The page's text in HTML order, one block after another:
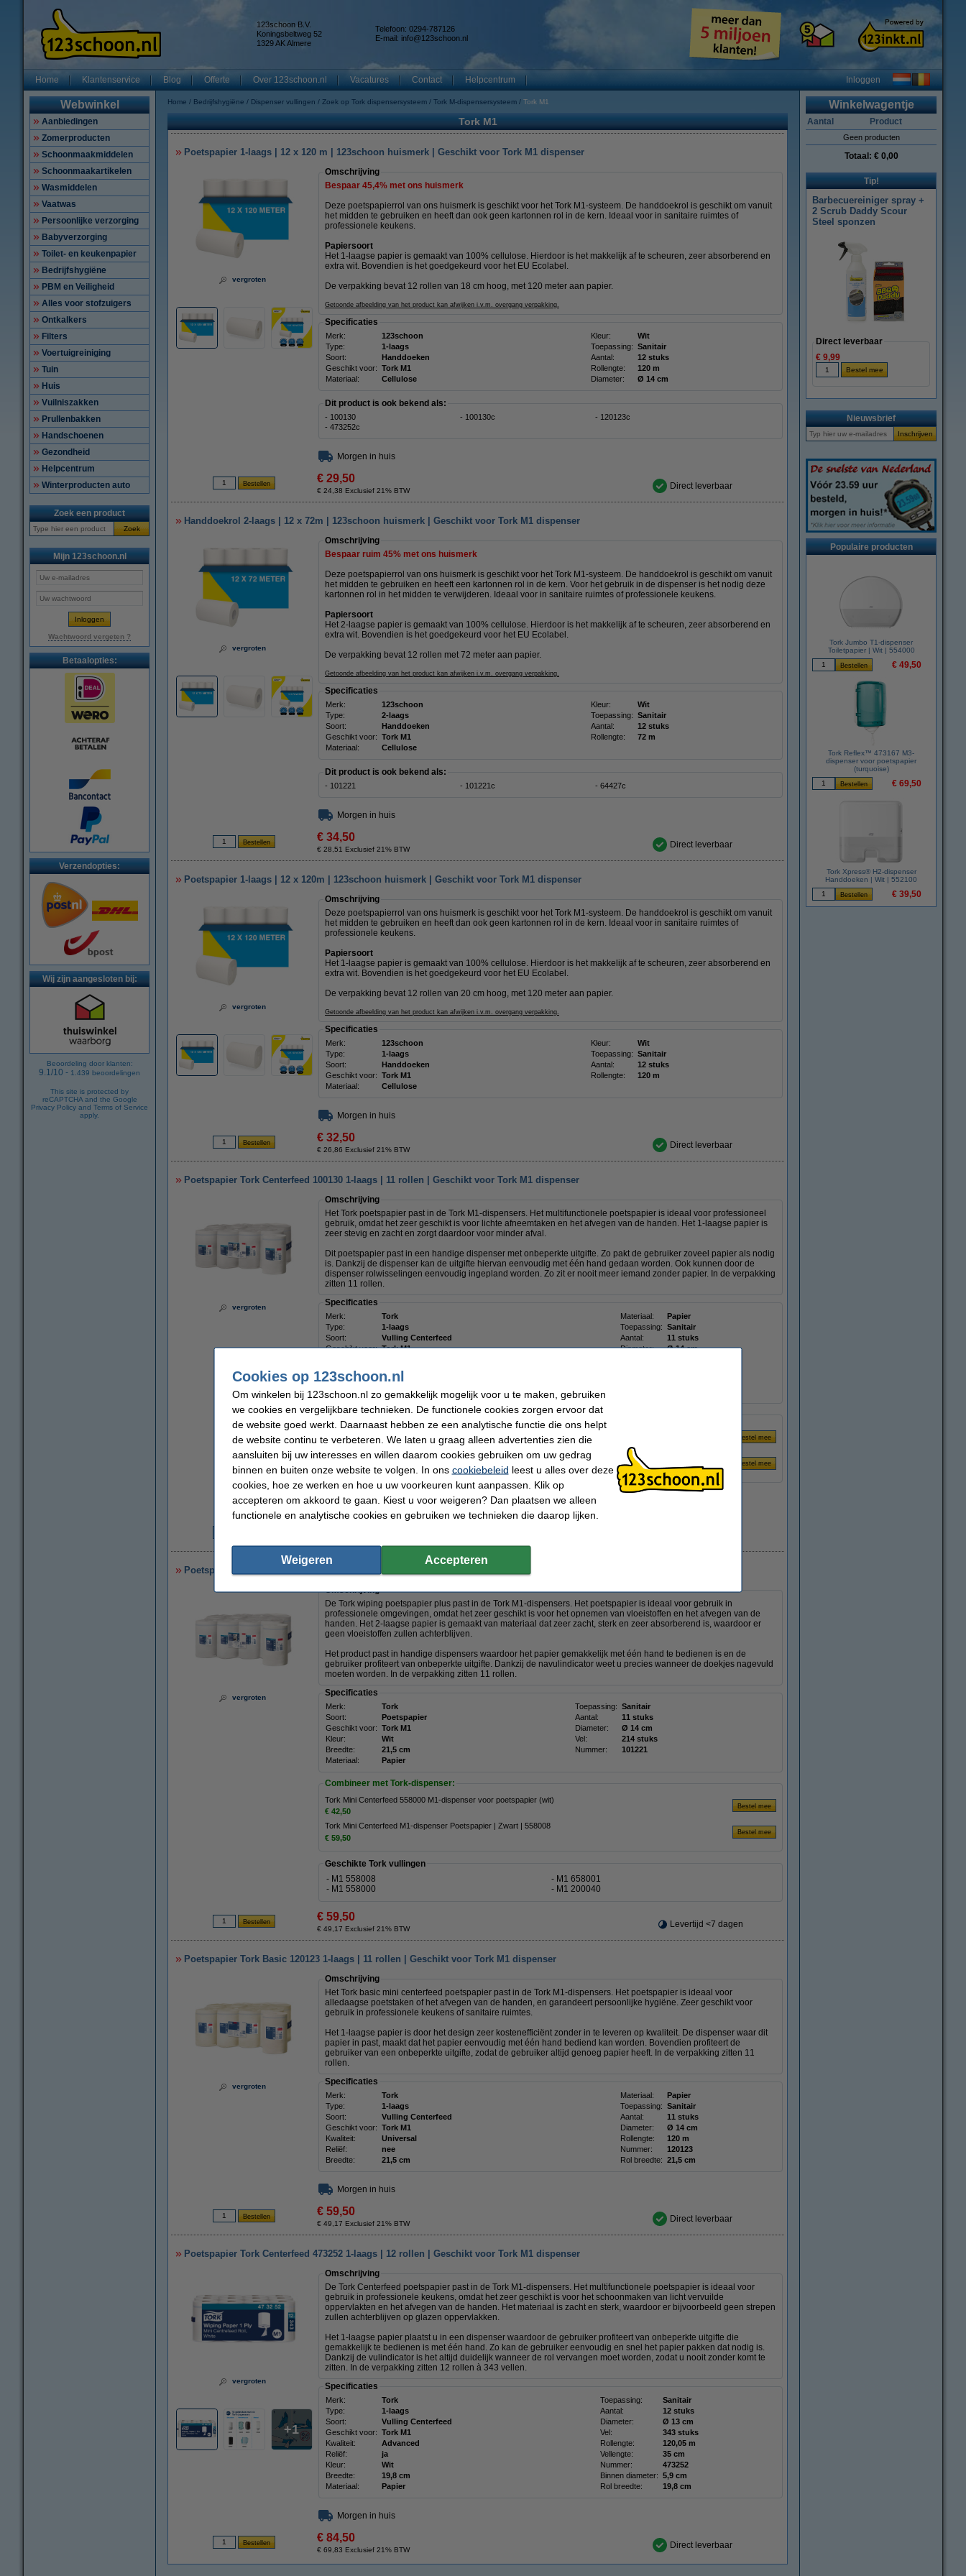
123schoon B.V.
Koningsbeltweg 52
1329 AK Almere
Telefoon: 0294-787126
E-mail: info@123schoon.nl
Home Klantenservice Blog Offerte Over 123schoon.nl Vacatures Contact Helpcentrum Inloggen
Webwinkel
Aanbiedingen
Zomerproducten
Schoonmaakmiddelen
Schoonmaakartikelen
Wasmiddelen
Vaatwas
Persoonlijke verzorging
Babyverzorging
Toilet- en keukenpapier
Bedrijfshygiëne
PBM en Veiligheid
Alles voor stofzuigers
Ontkalkers
Filters
Voertuigreiniging
Tuin
Huis
Vuilniszakken
Prullenbakken
Handschoenen
Gezondheid
Helpcentrum
Winterproducten auto
Zoek een product
Zoek
Mijn 123schoon.nl
Wachtwoord vergeten ?
Betaalopties:
Verzendopties:
Wij zijn aangesloten bij:
Beoordeling door klanten:
9.1/10 - 1.439 beoordelingen
This site is protected by
reCAPTCHA and the Google
Privacy Policy and Terms of Service
apply.
Home Bedrijfshygiëne Dispenser vullingen Zoek op Tork dispensersysteem Tork M-dispensersysteem Tork M1
Tork M1
Poetspapier 1-laags | 12 x 120 m | 123schoon huismerk | Geschikt voor Tork M1 dispenser
vergroten
Omschrijving
Bespaar 45,4% met ons huismerk
Deze poetspapierrol van ons huismerk is geschikt voor het Tork M1-systeem. De handdoekrol is geschikt om vanuit
het midden te gebruiken en heeft dan ook geen kartonnen rol in de kern. Ideaal voor in sanitaire ruimtes of
professionele keukens.
Papiersoort
Het 1-laagse papier is gemaakt van 100% cellulose. Hierdoor is het makkelijk af te scheuren, zeer absorberend en
extra wit. Bovendien is het goedgekeurd voor het EU Ecolabel.
De verpakking bevat 12 rollen van 18 cm hoog, met 120 meter aan papier.
Getoonde afbeelding van het product kan afwijken i.v.m. overgang verpakking.
Specificaties
Merk: 123schoon Kleur:
Wit
Type:
1-laags Toepassing: Sanitair
Soort:
Handdoeken Aantal:
12 stuks
Geschikt voor: Tork M1 Rollengte:
120 m
Materiaal:
Cellulose Diameter: Ø 14 cm
Dit product is ook bekend als:
- 100130 - 100130c
- 120123c
- 473252c
Morgen in huis
€ 29,50
€ 24,38 Exclusief 21% BTW Direct leverbaar
Handdoekrol 2-laags | 12 x 72m | 123schoon huismerk | Geschikt voor Tork M1 dispenser
vergroten
Omschrijving
Bespaar ruim 45% met ons huismerk
Deze poetspapierrol van ons huismerk is geschikt voor het Tork M1-systeem. De handdoekrol is geschikt om vanuit
het midden te gebruiken en heeft een kartonnen rol in de kern. Voor het gebruik in de dispenser is het nodig deze
kartonnen rol in het midden te verwijderen. Ideaal voor in sanitaire ruimtes of professionele keukens.
Papiersoort
Het 2-laagse papier is gemaakt van 100% cellulose. Hierdoor is het makkelijk af te scheuren, zeer absorberend en
extra wit. Bovendien is het goedgekeurd voor het EU Ecolabel.
De verpakking bevat 12 rollen met 72 meter aan papier.
Getoonde afbeelding van het product kan afwijken i.v.m. overgang verpakking.
Specificaties
Merk: 123schoon Kleur:
Wit
Type:
2-laags Toepassing: Sanitair
Soort:
Handdoeken Aantal:
12 stuks
Geschikt voor: Tork M1 Rollengte:
72 m
Materiaal:
Cellulose
Dit product is ook bekend als:
- 101221 - 101221c - 64427c
Morgen in huis
€ 34,50
€ 28,51 Exclusief 21% BTW Direct leverbaar
Poetspapier 1-laags | 12 x 120m | 123schoon huismerk | Geschikt voor Tork M1 dispenser
vergroten
Omschrijving
Deze poetspapierrol van ons huismerk is geschikt voor het Tork M1-systeem. De handdoekrol is geschikt om vanuit
het midden te gebruiken en heeft dan ook geen kartonnen rol in de kern. Ideaal voor in sanitaire ruimtes of
professionele keukens.
Papiersoort
Het 1-laagse papier is gemaakt van 100% cellulose. Hierdoor is het makkelijk af te scheuren, zeer absorberend en
extra wit. Bovendien is het goedgekeurd voor het EU Ecolabel.
De verpakking bevat 12 rollen van 20 cm hoog, met 120 meter aan papier.
Getoonde afbeelding van het product kan afwijken i.v.m. overgang verpakking.
Specificaties
Merk: 123schoon Kleur:
Wit
Type:
1-laags Toepassing: Sanitair
Soort:
Handdoeken Aantal:
12 stuks
Geschikt voor: Tork M1 Rollengte:
120 m
Materiaal:
Cellulose
Morgen in huis
€ 32,50
€ 26,86 Exclusief 21% BTW Direct leverbaar
Poetspapier Tork Centerfeed 100130 1-laags | 11 rollen | Geschikt voor Tork M1 dispenser
vergroten
Omschrijving
Het Tork poetspapier past in de Tork M1-dispensers. Het multifunctionele poetspapier is ideaal voor professioneel
gebruik, omdat het zeer geschikt is voor lichte afneemtaken en het afvegen van de handen. Het 1-laagse papier is
zeer stevig en zacht en zorgt daardoor voor minder afval.
Dit poetspapier past in een handige dispenser met onbeperkte uitgifte. Zo pakt de gebruiker zoveel papier als nodig
is. Dankzij de dispenser kan de uitgifte hiervan eenvoudig met één hand gedaan worden. Ook kunnen door de
dispenser rolwisselingen eenvoudig ingepland worden. Zo zit er nooit meer iemand zonder papier. In de verpakking
zitten 11 rollen.
Specificaties
Merk: Tork Materiaal:
Papier
Type:
1-laags Toepassing: Sanitair
Soort:
Vulling Centerfeed Aantal:
11 stuks
Geschikt voor: Tork M1 Diameter:
Ø 14 cm
Reliëf:
Kleur:
Wit
Breedte:
21,5 cm
Combineer met Tork-dispenser:
Tork Mini Centerfeed 558000 M1-dispenser voor poetspapier (wit)
€ 42,50
Tork Mini Centerfeed M1-dispenser Poetspapier | Zwart | 558008
€ 59,50
Morgen in huis
Poetspapier Tork Centerfeed 101221 2-laags | 11 rollen | Geschikt voor Tork M1-dispenser
vergroten
Omschrijving
De Tork wiping poetspapier plus past in de Tork M1-dispensers. Het poetspapier is ideaal voor gebruik in
professionele omgevingen, omdat het zeer geschikt is voor het opnemen van vloeistoffen en het afvegen van de
handen. Het 2-laagse papier is gemaakt van materiaal dat zeer zacht, sterk en zeer absorberend is, waardoor er
geen vloeistoffen zullen achterblijven.
Het product past in handige dispensers waardoor het papier gemakkelijk met één hand te bedienen is en de
gebruiker profiteert van onbeperkte uitgifte. Dankzij de navulindicator weet u precies wanneer de doekjes nagevuld
moeten worden. In de verpakking zitten 11 rollen.
Specificaties
Merk: Tork Toepassing: Sanitair
Soort:
Poetspapier Aantal:
11 stuks
Geschikt voor: Tork M1 Diameter:
Ø 14 cm
Kleur:
Wit Vel:
214 stuks
Breedte:
21,5 cm Nummer:
101221
Materiaal:
Papier
Combineer met Tork-dispenser:
Tork Mini Centerfeed 558000 M1-dispenser voor poetspapier (wit)
€ 42,50
Tork Mini Centerfeed M1-dispenser Poetspapier | Zwart | 558008
€ 59,50
Geschikte Tork vullingen
- M1 558008
- M1 558000
- M1 658001
- M1 200040
€ 59,50
€ 49,17 Exclusief 21% BTW Levertijd <7 dagen
Poetspapier Tork Basic 120123 1-laags | 11 rollen | Geschikt voor Tork M1 dispenser
vergroten
Omschrijving
Het Tork basic mini centerfeed poetspapier past in de Tork M1-dispensers. Het poetspapier is ideaal voor
alledaagse poetstaken of het afvegen van de handen, en garandeert persoonlijke hygiëne. Zeer geschikt voor
gebruik in professionele keukens of sanitaire ruimtes.
Het 1-laagse papier is door het design zeer kostenefficiënt zonder in te leveren op kwaliteit. De dispenser waar dit
papier in past, maakt dat het papier eenvoudig met één hand bediend kan worden. Bovendien profiteert de
gebruiker van een onbeperkte uitgifte, zodat de gebruiker altijd genoeg papier heeft. In de verpakking zitten 11
rollen.
Specificaties
Merk: Tork Materiaal:
Papier
Type:
1-laags Toepassing: Sanitair
Soort:
Vulling Centerfeed Aantal:
11 stuks
Geschikt voor: Tork M1 Diameter:
Ø 14 cm
Kwaliteit:
Universal Rollengte:
120 m
Reliëf:
nee Nummer:
120123
Breedte:
21,5 cm Rol breedte: 21,5 cm
Morgen in huis
€ 59,50
€ 49,17 Exclusief 21% BTW Direct leverbaar
Poetspapier Tork Centerfeed 473252 1-laags | 12 rollen | Geschikt voor Tork M1 dispenser
vergroten
1
Omschrijving
De Tork Centerfeed poetspapier past in de Tork M1-dispensers. Het multifunctionele poetspapier is ideaal voor
gebruik in professionele keukens, omdat het zeer geschikt is voor het schoonmaken van licht vervuilde
oppervlakten en het afvegen van de handen. Het materiaal is zacht en sterk, waardoor er bijvoorbeeld geen strepen
zullen achterblijven op glazen oppervlakken.
Het 1-laagse papier plaatst u in een dispenser waardoor de gebruiker profiteert van onbeperkte uitgifte die
gemakkelijk te bedienen is met één hand. Zo kan de gebruiker eenvoudig en snel het papier pakken dat nodig is.
Dankzij de vulindicator is het altijd duidelijk wanneer de rol vervangen moet worden, zodat u nooit zonder komt te
zitten. In de verpakking zitten 12 rollen à 343 vellen.
Specificaties
Merk: Tork Toepassing:
Sanitair
Type:
1-laags Aantal:
12 stuks
Soort:
Vulling Centerfeed Diameter:
Ø 13 cm
Geschikt voor: Tork M1 Vel:
343 stuks
Kwaliteit:
Advanced Rollengte:
120,05 m
Reliëf:
ja Vellengte:
35 cm
Kleur:
Wit Nummer:
473252
Breedte:
19,8 cm Binnen diameter: 5,9 cm
Materiaal:
Papier Rol breedte: 19,8 cm
Morgen in huis
€ 84,50
€ 69,83 Exclusief 21% BTW Direct leverbaar
Winkelwagentje
Aantal Product
Geen producten
Totaal: € 0,00
Tip!
Barbecuereiniger spray +
2 Scrub Daddy Scour
Steel sponzen
Direct leverbaar
€ 9,99
Nieuwsbrief
Populaire producten
Tork Jumbo T1-dispenser
Toiletpapier | Wit | 554000
€ 49,50
Tork Reflex™ 473167 M3-
dispenser voor poetspapier
(turquoise)
€ 69,50
Tork Xpress® H2-dispenser
Handdoeken | Wit | 552100
€ 39,50
Cookies op 123schoon.nl
Om winkelen bij 123schoon.nl zo gemakkelijk mogelijk voor u te maken, gebruiken
we cookies en vergelijkbare technieken. De functionele cookies zorgen ervoor dat
de website goed werkt. Daarnaast hebben ze een analytische functie die ons helpt
de website continu te verbeteren. We laten u graag alleen advertenties zien die
aansluiten bij uw interesses en willen daarom cookies gebruiken om uw gedrag
binnen en buiten onze website te volgen. In ons cookiebeleid leest u alles over deze
cookies, hoe ze werken en hoe u uw voorkeuren kunt aanpassen. Klik op
accepteren om akkoord te gaan. Kiest u voor weigeren? Dan plaatsen we alleen
functionele en analytische cookies en gebruiken we technieken die daarop lijken.
Weigeren Accepteren